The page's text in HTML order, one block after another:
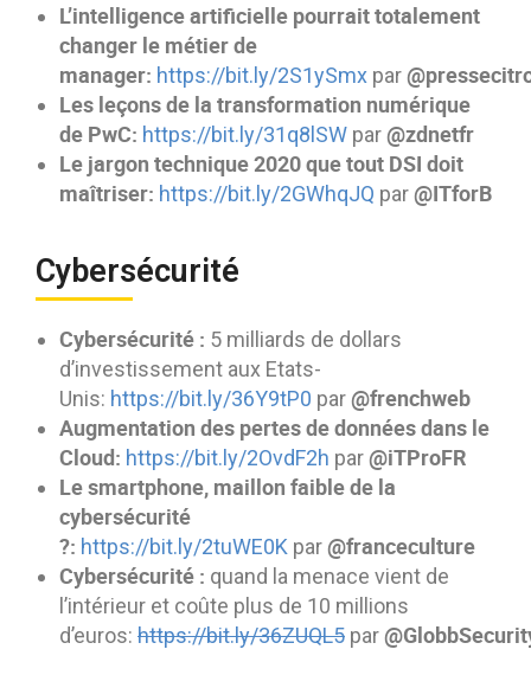
L’intelligence artificielle pourrait totalement
changer le métier de
manager: https://bit.ly/2S1ySmx par
Les leçons de la transformation numérique
de PwC: https://bit.ly/31q8lSW par@zdnetfr
Le jargon technique 2020 que tout DSI doit
maîtriser: https://bit.ly/2GWhqJQ par@ITforB
Cybersécurité
Cybersécurité : 5 milliards de dollars
d’investissement aux Etats-
Unis: https://bit.ly/36Y9tP0 par@frenchweb
Augmentation des pertes de données dans le
Cloud: https://bit.ly/2OvdF2h par@iTProFR
Le smartphone, maillon faible de la
cybersécurité
?: https://bit.ly/2tuWE0K par@franceculture
Cybersécurité : quand la menace vient de
l’intérieur et coûte plus de 10 millions
d’euros: https://bit.ly/36ZUQL5 par